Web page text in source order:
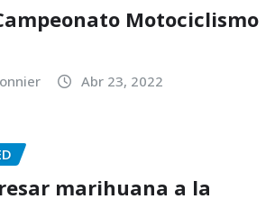
Motociclismo
Abr 23, 2022
marihuana a la